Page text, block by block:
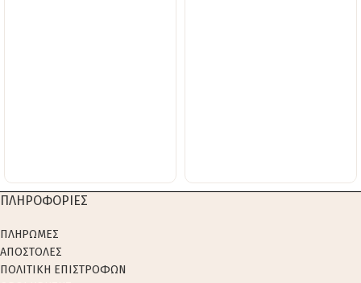
ΠΛΗΡΟΦΟΡΙΕΣ
ΠΛΗΡΩΜΕΣ
ΑΠΟΣΤΟΛΕΣ
ΠΟΛΙΤΙΚΗ ΕΠΙΣΤΡΟΦΩΝ